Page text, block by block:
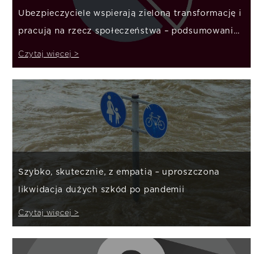
Ubezpieczyciele wspierają zieloną transformację i
pracują na rzecz społeczeństwa – podsumowanie
Czytaj więcej >
Szybko, skutecznie, z empatią – uproszczona
likwidacja dużych szkód po pandemii
Czytaj więcej >